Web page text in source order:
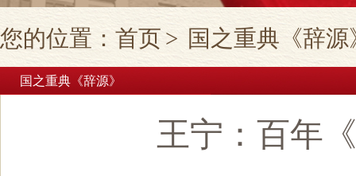
您的位置： 首页 > 国之重典《辞源
国之重典《辞源》
王宁：百年